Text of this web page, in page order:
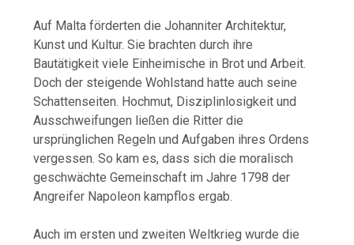
Auf Malta förderten die Johanniter Architektur,
Kunst und Kultur. Sie brachten durch ihre
Bautätigkeit viele Einheimische in Brot und Arbeit.
Doch der steigende Wohlstand hatte auch seine
Schattenseiten. Hochmut, Disziplinlosigkeit und
Ausschweifungen ließen die Ritter die
ursprünglichen Regeln und Aufgaben ihres Ordens
vergessen. So kam es, dass sich die moralisch
geschwächte Gemeinschaft im Jahre 1798 der
Angreifer Napoleon kampflos ergab.
Auch im ersten und zweiten Weltkrieg wurde die